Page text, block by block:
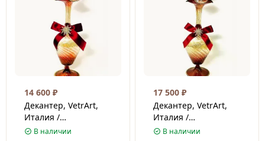
14 600 ₽
Декантер, VetrArt,
Италия /
Венецианское стекло
В наличии
17 500 ₽
Декантер, VetrArt,
Италия /
Венецианское стекло
В наличии